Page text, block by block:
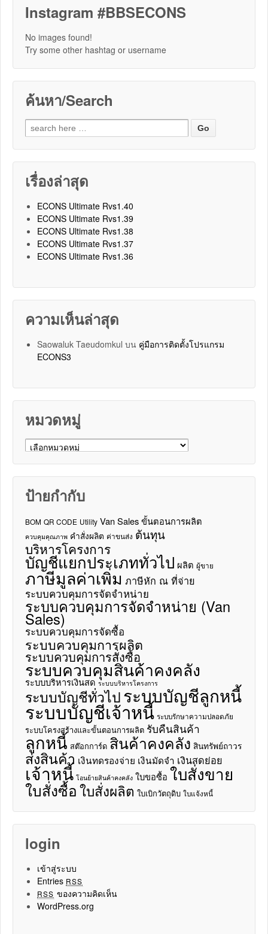
Instagram #BBSECONS
No images found!
Try some other hashtag or username
ค้นหา/Search
Search for:
เรื่องล่าสุด
ECONS Ultimate Rvs1.40
ECONS Ultimate Rvs1.39
ECONS Ultimate Rvs1.38
ECONS Ultimate Rvs1.37
ECONS Ultimate Rvs1.36
ความเห็นล่าสุด
Saowaluk Taeudomkul บน คู่มือการติดตั้งโปรแกรม
ECONS3
หมวดหมู่
หมวดหมู่
ป้ายกำกับ
BOM QR CODE Utility Van Salesขั้นตอนการผลิต
ควบคุมคุณภาพ คำสั่งผลิต ค่าขนส่ง ต้นทุน
บริหารโครงการ
บัญชีแยกประเภททั่วไป ผลิต ผู้ขาย
ภาษีมูลค่าเพิ่ม ภาษีหัก ณ ที่จ่าย
ระบบควบคุมการจัดจำหน่าย
ระบบควบคุมการจัดจำหน่าย (Van
Sales)
ระบบควบคุมการจัดซื้อ
ระบบควบคุมการผลิต
ระบบควบคุมการสั่งซื้อ
ระบบควบคุมสินค้าคงคลัง
ระบบบริหารเงินสด ระบบบริหารโครงการ
ระบบบัญชีทั่วไประบบบัญชีลูกหนี้
ระบบบัญชีเจ้าหนี้ ระบบรักษาความปลอดภัย
ระบบโครงสร้างและขั้นตอนการผลิต รับคืนสินค้า
ลูกหนี้ สต๊อกการ์ด สินค้าคงคลัง สินทรัพย์ถาวร
ส่งสินค้า เงินทดรองจ่าย เงินมัดจำ เงินสดย่อย
เจ้าหนี้ โอนย้ายสินค้าคงคลัง ใบขอซื้อ ใบสั่งขาย
ใบสั่งซื้อใบสั่งผลิต ใบเบิกวัตถุดิบ ใบแจ้งหนี้
login
เข้าสู่ระบบ
Entries RSS
RSS ของความคิดเห็น
WordPress.org